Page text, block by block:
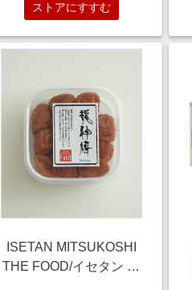
ストアにすすむ
ISETAN MITSUKOSHI
THE FOOD/イセタン ミ